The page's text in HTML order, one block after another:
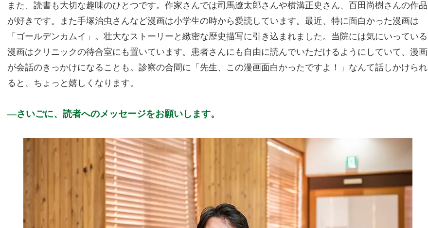
また、読書も大切な趣味のひとつです。作家さんでは司馬遼太郎さんや横溝正史さん、百田尚樹さんの作品
が好きです。また手塚治虫さんなど漫画は小学生の時から愛読しています。最近、特に面白かった漫画は
「ゴールデンカムイ」。壮大なストーリーと緻密な歴史描写に引き込まれました。当院には気にいっている
漫画はクリニックの待合室にも置いています。患者さんにも自由に読んでいただけるようにしていて、漫画
が会話のきっかけになることも。診察の合間に「先生、この漫画面白かったですよ！」なんて話しかけられ
ると、ちょっと嬉しくなります。
さいごに、読者へのメッセージをお願いします。